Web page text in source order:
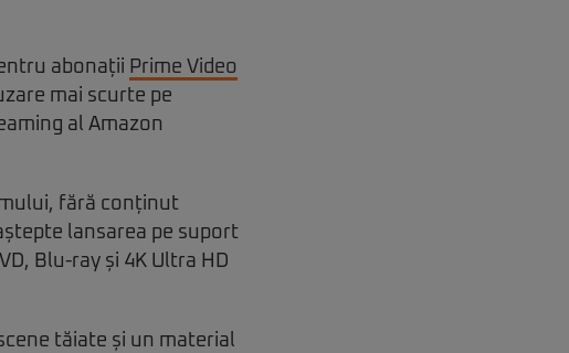
abonații Prime Video
mai scurte pe
al Amazon
fără conținut
lansarea pe suport
Blu-ray și 4K Ultra HD
tăiate și un material